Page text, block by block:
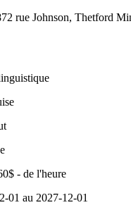
rue Johnson, Thetford
- de l'heure
01 au 2027-12-01